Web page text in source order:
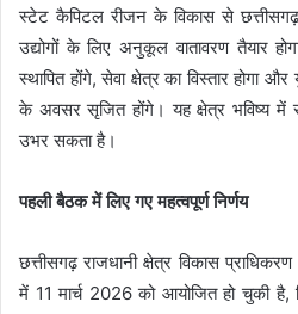
स्टेट कैपिटल रीजन के विकास से
उद्योगों के लिए अनुकूल वातावरण तैयार
स्थापित होंगे, सेवा क्षेत्र का विस्तार होगा
के अवसर सृजित होंगे। यह क्षेत्र भविष्य में
उभर सकता है।
पहली बैठक में लिए गए महत्वपूर्ण निर्णय
छत्तीसगढ़ राजधानी क्षेत्र विकास
में 11 मार्च 2026 को आयोजित हो चुकी है,